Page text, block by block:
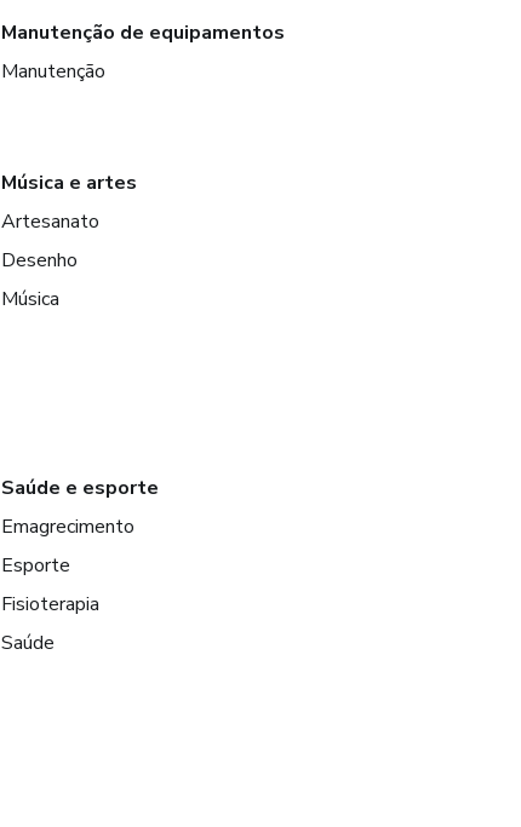
Manutenção de equipamentos
Manutenção
Música e artes
Artesanato
Desenho
Música
Saúde e esporte
Emagrecimento
Esporte
Fisioterapia
Saúde